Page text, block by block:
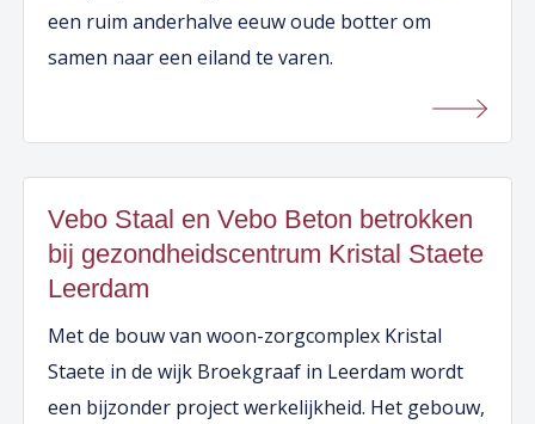
een ruim anderhalve eeuw oude botter om
samen naar een eiland te varen.
Vebo Staal en Vebo Beton betrokken
bij gezondheidscentrum Kristal Staete
Leerdam
Met de bouw van woon-zorgcomplex Kristal
Staete in de wijk Broekgraaf in Leerdam wordt
een bijzonder project werkelijkheid. Het gebouw,